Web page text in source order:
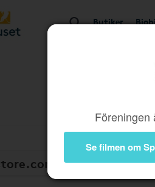
Butiker
Föreningen
Se filmen om